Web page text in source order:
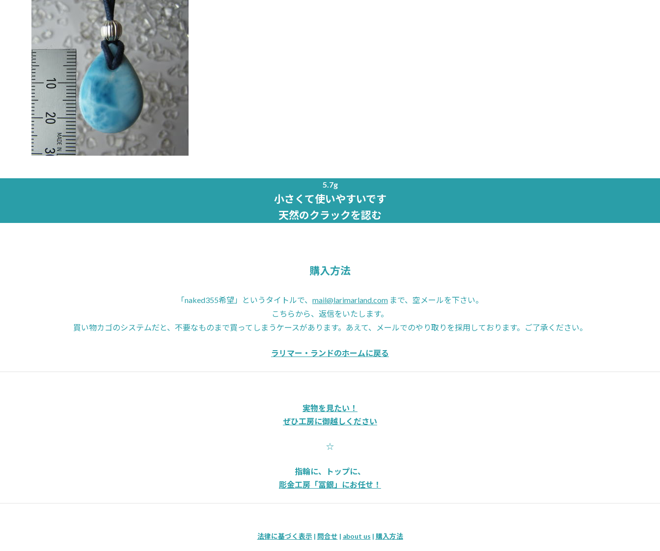
5.7g
小さくて使いやすいです
天然のクラックを認む
購入方法
「naked355希望」というタイトルで、 mail@larimarland.com まで、空メールを下さい。
こちらから、返信をいたします。
買い物カゴのシステムだと、不要なものまで買ってしまうケースがあります。あえて、メールでのやり取りを採用しております。ご了承ください。
ラリマー・ランドのホームに戻る
実物を見たい！
ぜひ工房に御越しください
☆
指輪に、トップに、
彫金工房「冨銀」にお任せ！
法律に基づく表示 | 問合せ | about us | 購入方法